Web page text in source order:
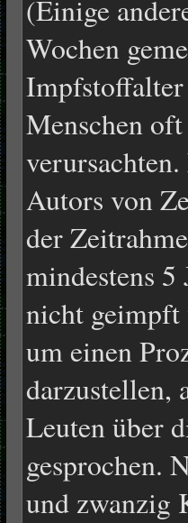
(Einige
Wochen
Menschen
Autors von
der
mindestens
nicht geimpft
um einen
darzustellen,
Leuten über
gesprochen.
und zwanzig